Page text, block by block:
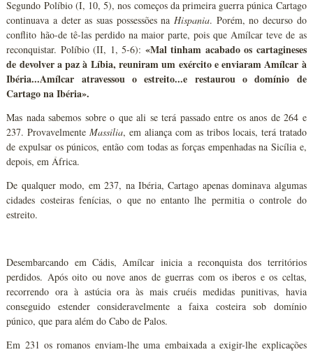
Segundo Políbio (I, 10, 5), nos começos da primeira guerra púnica Cartago
continuava a deter as suas possessões na Hispania. Porém, no decurso do
conflito hão-de tê-las perdido na maior parte, pois que Amílcar teve de as
reconquistar. Políbio (II, 1, 5-6): «Mal tinham acabado os cartagineses
de devolver a paz à Líbia, reuniram um exército e enviaram Amílcar à
Ibéria...Amílcar atravessou o estreito...e restaurou o domínio de
Cartago na Ibéria».
Mas nada sabemos sobre o que ali se terá passado entre os anos de 264 e
237. ProvavelmenteMassilia, em aliança com as tribos locais, terá tratado
de expulsar os púnicos, então com todas as forças empenhadas na Sicília e,
depois, em África.
De qualquer modo, em 237, na Ibéria, Cartago apenas dominava algumas
cidades costeiras fenícias, o que no entanto lhe permitia o controle do
estreito.
Desembarcando em Cádis, Amílcar inicia a reconquista dos territórios
perdidos. Após oito ou nove anos de guerras com os iberos e os celtas,
recorrendo ora à astúcia ora às mais cruéis medidas punitivas, havia
conseguido estender consideravelmente a faixa costeira sob domínio
púnico, que para além do Cabo de Palos.
Em 231 os romanos enviam-lhe uma embaixada a exigir-lhe explicações